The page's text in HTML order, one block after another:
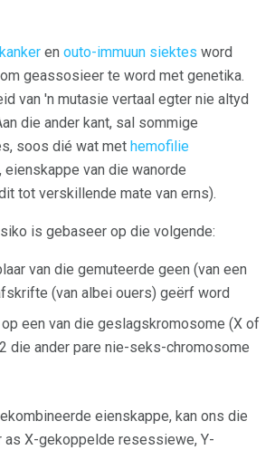
en outo-immuun siektes word
geassosieer te word met genetika.
van 'n mutasie vertaal egter nie altyd
die ander kant, sal sommige
soos dié wat met hemofilie
van die wanorde
tot verskillende mate van erns).
is gebaseer op die volgende:
van die gemuteerde geen (van een
(van albei ouers) geërf word
een van die geslagskromosome (X of
die ander pare nie-seks-chromosome
eienskappe, kan ons die
X-gekoppelde resessiewe, Y-